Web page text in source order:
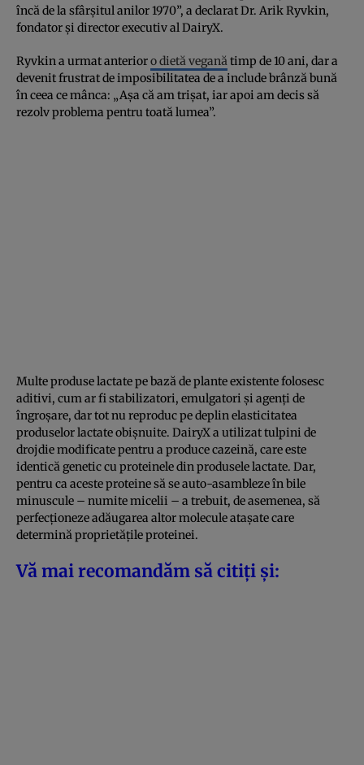
încă de la sfârșitul anilor 1970”, a declarat Dr. Arik Ryvkin,
fondator și director executiv al DairyX.
Ryvkin a urmat anterioro dietă veganătimp de 10 ani, dar a
devenit frustrat de imposibilitatea de a include brânză bună
în ceea ce mânca: „Așa că am trișat, iar apoi am decis să
rezolv problema pentru toată lumea”.
Multe produse lactate pe bază de plante existente folosesc
aditivi, cum ar fi stabilizatori, emulgatori și agenți de
îngroșare, dar tot nu reproduc pe deplin elasticitatea
produselor lactate obișnuite. DairyX a utilizat tulpini de
drojdie modificate pentru a produce cazeină, care este
identică genetic cu proteinele din produsele lactate. Dar,
pentru ca aceste proteine să se auto-asambleze în bile
minuscule – numite micelii – a trebuit, de asemenea, să
perfecționeze adăugarea altor molecule atașate care
determină proprietățile proteinei.
Vă mai recomandăm să citiți și: